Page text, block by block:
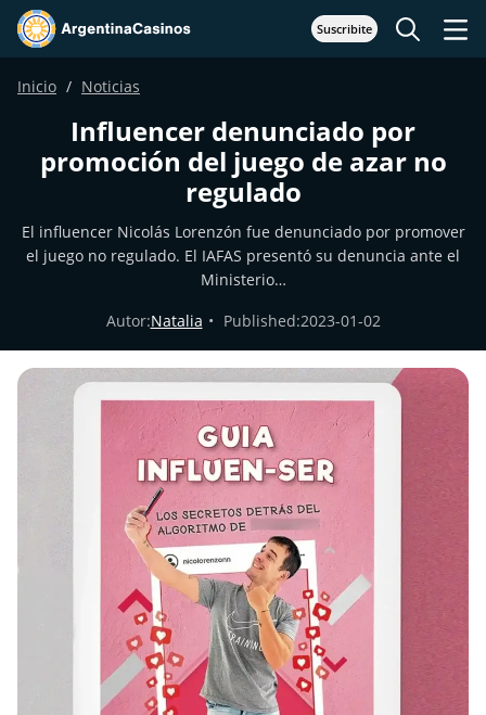
Suscribite
Inicio Noticias
Influencer denunciado por
promoción del juego de azar no
regulado
El influencer Nicolás Lorenzón fue denunciado por promover
el juego no regulado. El IAFAS presentó su denuncia ante el
Ministerio…
Autor:Natalia Published:2023-01-02